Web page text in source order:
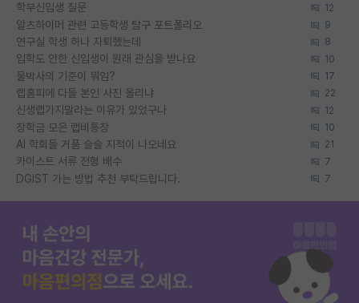
학부신입생 질문 12
알츠하이머 관련 고등학생 탐구 포트폴리오 9
연구실 학생 하나 자퇴했는데 8
입학도 안한 신입생이 원래 관심을 받나요 10
물박사의 기준이 뭐임? 17
랩홈피에 다들 본인 사진 올리냐 22
신생랩가지말라는 이유가 있었구나 12
장학금 모은 랩비통장 10
AI 학회들 거품 슬슬 지적이 나오네요 21
카이스트 서류 전형 배수 7
DGIST 가는 방법 추천 부탁드립니다. 7